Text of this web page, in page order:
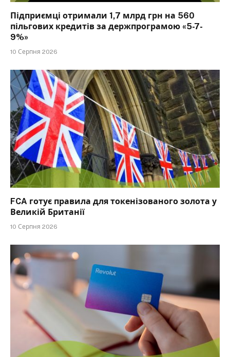
Підприємці отримали 1,7 млрд грн на 560
пільгових кредитів за держпрограмою «5-7-
9%»
10 Серпня 2026
FCA готує правила для токенізованого золота у
Великій Британії
10 Серпня 2026